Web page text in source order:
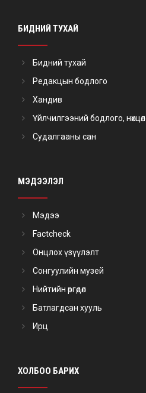
БИДНИЙ ТУХАЙ
Бидний тухай
Редакцын бодлого
Хандив
Үйлчилгээний бодлого, нөхцөл
Судалгааны сан
МЭДЭЭЛЭЛ
Мэдээ
Factcheck
Онцлох үзүүлэлт
Сонгуулийн музей
Нийтийн өргөдөл
Батлагдсан хууль
Ирц
ХОЛБОО БАРИХ